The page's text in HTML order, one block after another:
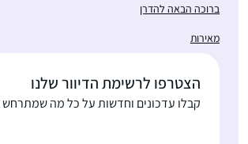
ברוכה הבאה להדרן
מאירות
הצטרפו לרשימת הדיוור שלנו
קבלו עדכונים וחדשות על כל מה שמתרחש